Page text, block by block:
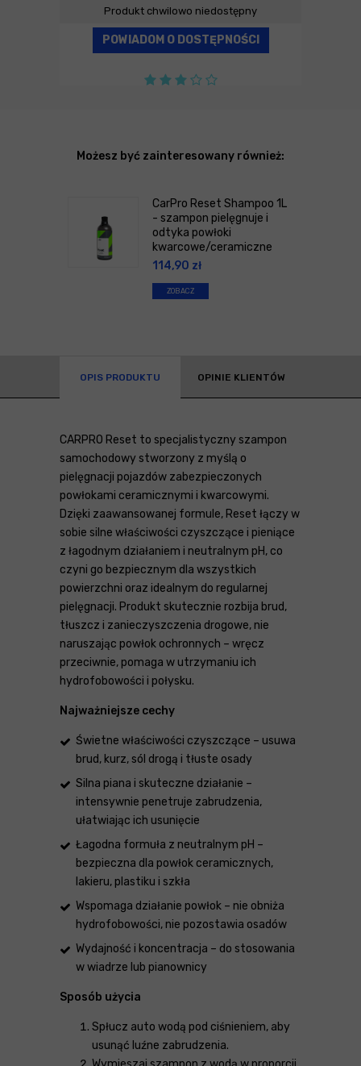
Produkt chwilowo niedostępny
POWIADOM O DOSTĘPNOŚCI
Możesz być zainteresowany również:
CarPro Reset Shampoo 1L
- szampon pielęgnuje i
odtyka powłoki
kwarcowe/ceramiczne
114,90 zł
ZOBACZ
OPIS PRODUKTU OPINIE KLIENTÓW
CARPRO Reset to specjalistyczny szampon
samochodowy stworzony z myślą o
pielęgnacji pojazdów zabezpieczonych
powłokami ceramicznymi i kwarcowymi.
Dzięki zaawansowanej formule, Reset łączy w
sobie silne właściwości czyszczące i pieniące
z łagodnym działaniem i neutralnym pH, co
czyni go bezpiecznym dla wszystkich
powierzchni oraz idealnym do regularnej
pielęgnacji. Produkt skutecznie rozbija brud,
tłuszcz i zanieczyszczenia drogowe, nie
naruszając powłok ochronnych – wręcz
przeciwnie, pomaga w utrzymaniu ich
hydrofobowości i połysku.
Najważniejsze cechy
Świetne właściwości czyszczące – usuwa
brud, kurz, sól drogą i tłuste osady
Silna piana i skuteczne działanie –
intensywnie penetruje zabrudzenia,
ułatwiając ich usunięcie
Łagodna formuła z neutralnym pH –
bezpieczna dla powłok ceramicznych,
lakieru, plastiku i szkła
Wspomaga działanie powłok – nie obniża
hydrofobowości, nie pozostawia osadów
Wydajność i koncentracja – do stosowania
w wiadrze lub pianownicy
Sposób użycia
Spłucz auto wodą pod ciśnieniem, aby
usunąć luźne zabrudzenia.